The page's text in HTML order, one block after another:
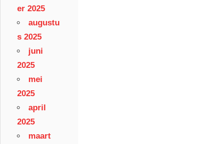
er 2025
augustu
s 2025
juni
2025
mei
2025
april
2025
maart